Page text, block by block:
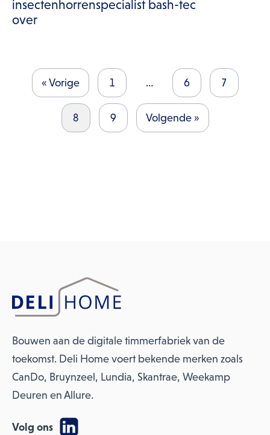
insectenhorrenspecialist bash-tec
over
« Vorige 1 … 6 7
8 9 Volgende »
Bouwen aan de digitale timmerfabriek van de
toekomst. Deli Home voert bekende merken zoals
CanDo, Bruynzeel, Lundia, Skantrae, Weekamp
Deuren en Allure.
Volg ons